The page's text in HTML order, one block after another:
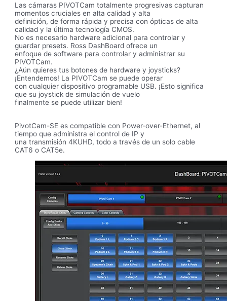
Las cámaras PIVOTCam totalmente progresivas capturan
momentos cruciales en alta calidad y alta
definición, de forma rápida y precisa con ópticas de alta
calidad y la última tecnología CMOS.
No es necesario hardware adicional para controlar y
guardar presets. Ross DashBoard ofrece un
enfoque de software para controlar y administrar su
PIVOTCam.
¿Aún quieres tus botones de hardware y joysticks?
¡Entendemos! La PIVOTCam se puede operar
con cualquier dispositivo programable USB. ¡Esto significa
que su joystick de simulación de vuelo
finalmente se puede utilizar bien!
PivotCam-SE es compatible con Power-over-Ethernet, al
tiempo que administra el control de IP y
una transmisión 4KUHD, todo a través de un solo cable
CAT6 o CAT5e.